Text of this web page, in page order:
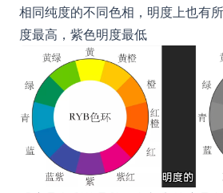
相同纯度的不同色相，明度上也有
度最高，紫色明度最低